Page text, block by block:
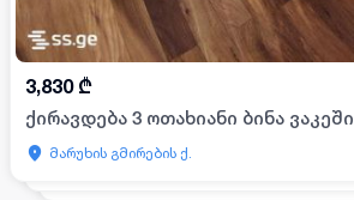
3,830 ₾
ქირავდება 3 ოთახიანი ბინა ვაკეში
მარუხის გმირების ქ.